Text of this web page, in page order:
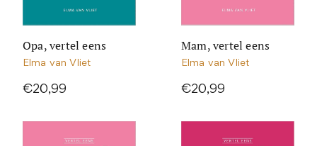
Opa, vertel eens
Elma van Vliet
€20,99
Mam, vertel eens
Elma van Vliet
€20,99